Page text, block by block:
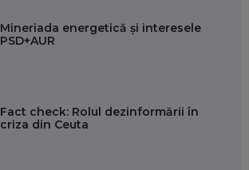
Mineriada energetică și interesele
PSD+AUR
Fact check: Rolul dezinformării în
criza din Ceuta